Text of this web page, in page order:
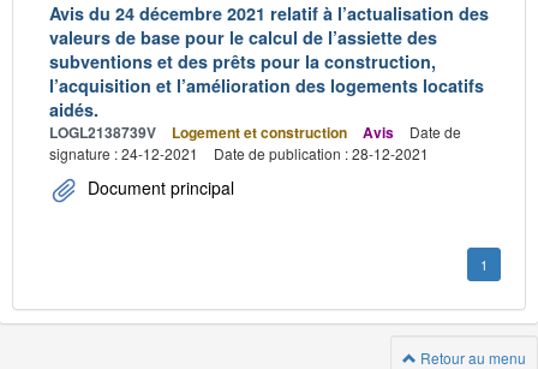
Avis du 24 décembre 2021 relatif à l’actualisation des
valeurs de base pour le calcul de l’assiette des
subventions et des prêts pour la construction,
l’acquisition et l’amélioration des logements locatifs
aidés.
LOGL2138739V Logement et construction Avis
Date de
signature : 24-12-2021
Date de publication : 28-12-2021
Document principal
1
Retour au menu